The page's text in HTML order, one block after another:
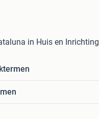
in Huis en Inrichting